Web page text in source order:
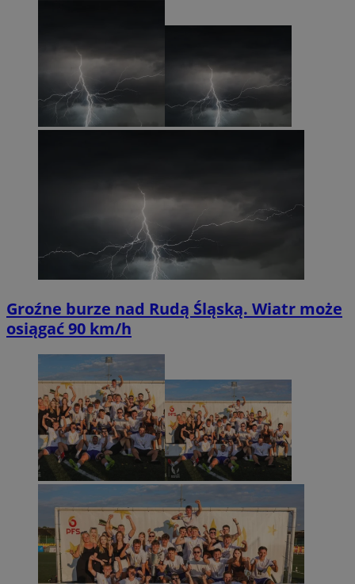
Groźne burze nad Rudą Śląską. Wiatr może
osiągać 90 km/h